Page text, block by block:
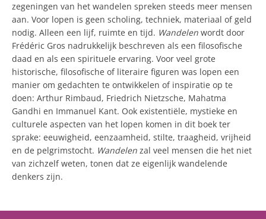
zegeningen van het wandelen spreken steeds meer mensen
aan. Voor lopen is geen scholing, techniek, materiaal of geld
nodig. Alleen een lijf, ruimte en tijd. Wandelen wordt door
Frédéric Gros nadrukkelijk beschreven als een filosofische
daad en als een spirituele ervaring. Voor veel grote
historische, filosofische of literaire figuren was lopen een
manier om gedachten te ontwikkelen of inspiratie op te
doen: Arthur Rimbaud, Friedrich Nietzsche, Mahatma
Gandhi en Immanuel Kant. Ook existentiële, mystieke en
culturele aspecten van het lopen komen in dit boek ter
sprake: eeuwigheid, eenzaamheid, stilte, traagheid, vrijheid
en de pelgrimstocht. Wandelen zal veel mensen die het niet
van zichzelf weten, tonen dat ze eigenlijk wandelende
denkers zijn.